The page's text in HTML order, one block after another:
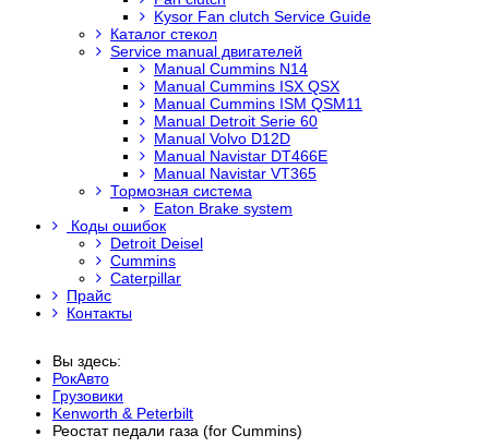
Kysor Fan clutch Service Guide
Каталог стекол
Service manual двигателей
Manual Cummins N14
Manual Cummins ISX QSX
Manual Cummins ISM QSM11
Manual Detroit Serie 60
Manual Volvo D12D
Manual Navistar DT466E
Manual Navistar VT365
Тормозная система
Eaton Brake system
Коды ошибок
Detroit Deisel
Cummins
Caterpillar
Прайс
Контакты
Вы здесь:
РокАвто
Грузовики
Kenworth & Peterbilt
Реостат педали газа (for Cummins)